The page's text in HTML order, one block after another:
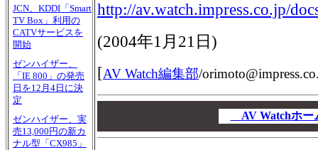
JCN、KDDI「Smart
TV Box」利用の
CATVサービスを
開始
ゼンハイザー、
「IE 800」の発売
日を12月4日に決
定
ゼンハイザー、実
売13,000円の新カ
ナル型「CX985」
http://av.watch.impress.co.jp/
(2004年1月21日)
[AV Watch編集部/
AV Watchホ